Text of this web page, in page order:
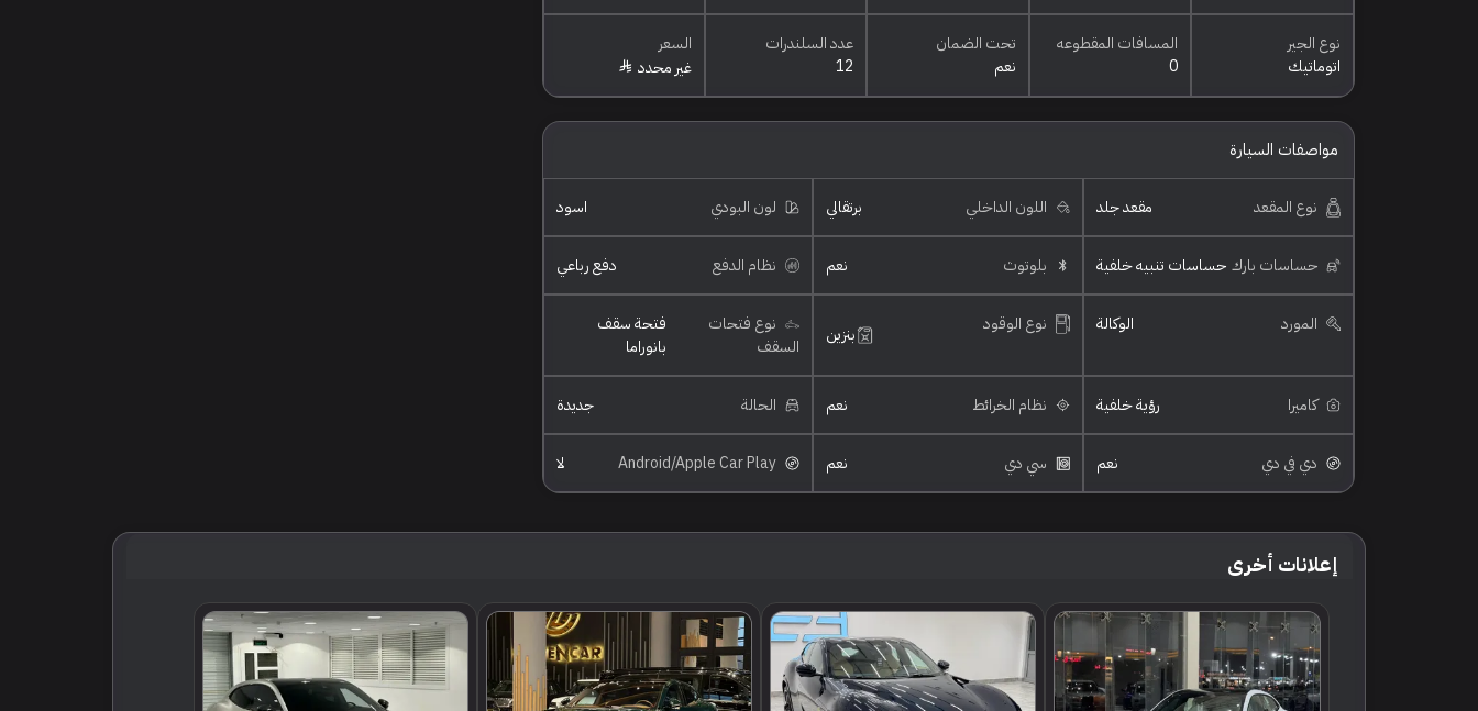
نوع الجير
اتوماتيك
المسافات المقطوعه
0
تحت الضمان
نعم
عدد السلندرات
12
السعر
غير محدد
مواصفات السيارة
نوع المقعد مقعد جلد اللون الداخلي برتقالي لون البودي اسود
حساسات بارك حساسات تنبيه خلفية بلوتوث نعم نظام الدفع دفع رباعي
المورد الوكالة نوع الوقود بنزين
نوع فتحات
السقف
فتحة سقف
بانوراما
كاميرا رؤية خلفية نظام الخرائط نعم الحالة جديدة
دي في دي نعم سي دي نعم لا
إعلانات أخرى